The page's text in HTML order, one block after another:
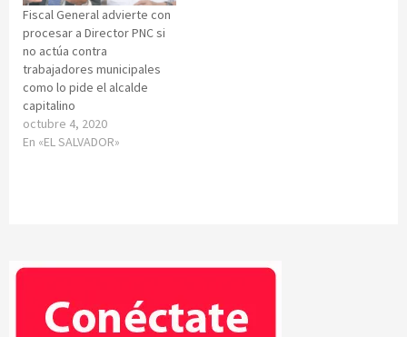
Fiscal General advierte con
procesar a Director PNC si
no actúa contra
trabajadores municipales
como lo pide el alcalde
capitalino
octubre 4, 2020
En «EL SALVADOR»